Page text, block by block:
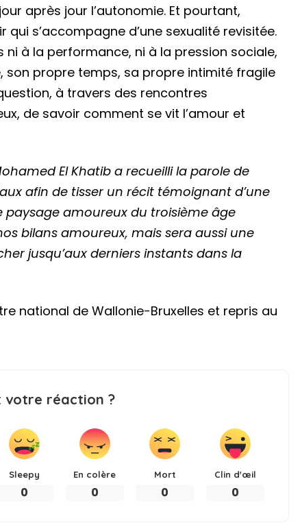
après jour l’autonomie. Et pourtant,
qui s’accompagne d’une sexualité revisitée.
ni à la performance, ni à la pression sociale,
son propre temps, sa propre intimité fragile
à travers des rencontres
de savoir comment se vit l’amour et
El Khatib a recueilli la parole de
afin de tisser un récit témoignant d’une
paysage amoureux du troisième âge
bilans amoureux, mais sera aussi une
jusqu’aux derniers instants dans la
national de Wallonie-Bruxelles et repris au
votre réaction ?
Sleepy
0
En colère
0
Mort
0
Clin d'œil
0